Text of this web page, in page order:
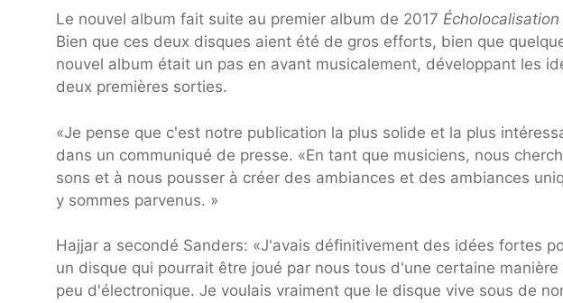
Le nouvel album fait suite au premier album de 2017 Écholocalisation
Bien que ces deux disques aient été de gros efforts, bien que
nouvel album était un pas en avant musicalement, développant les
deux premières sorties.
«Je pense que c'est notre publication la plus solide et la plus
dans un communiqué de presse. «En tant que musiciens, nous
sons et à nous pousser à créer des ambiances et des ambiances
y sommes parvenus. »
Hajjar a secondé Sanders: «J'avais définitivement des idées fortes
un disque qui pourrait être joué par nous tous d'une certaine
peu d'électronique. Je voulais vraiment que le disque vive sous de